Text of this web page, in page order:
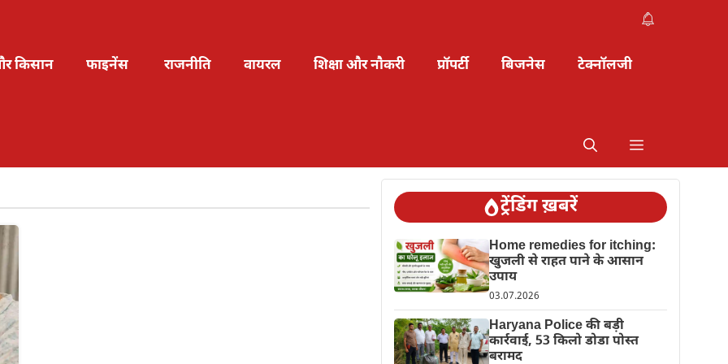
किसान फाइनेंस राजनीति वायरल शिक्षा और नौकरी प्रॉपर्टी बिजनेस टेक्नॉलजी
ट्रेंडिंग ख़बरें
Home remedies for itching:
खुजली से राहत पाने के आसान
उपाय
03.07.2026
Haryana Police की बड़ी
कार्रवाई, 53 किलो डोडा पोस्त
बरामद